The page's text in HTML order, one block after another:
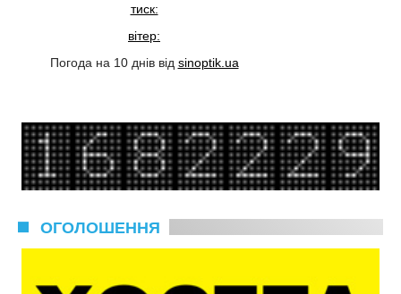
тиск:
вітер:
Погода на 10 днів від sinoptik.ua
ОГОЛОШЕННЯ